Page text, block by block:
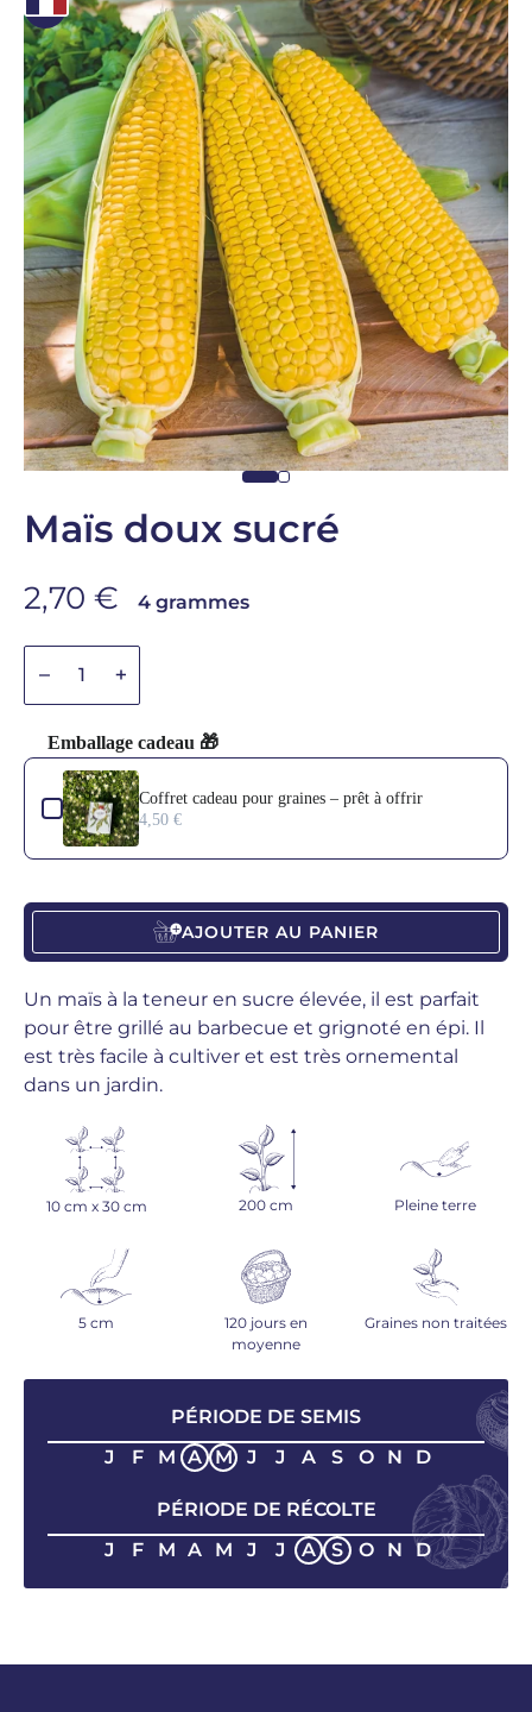
Zoomer sur l'image
Aller à l'élément 1
Aller à l'élément 2
Maïs doux sucré
Prix de vente
2,70 € 4 grammes
Emballage cadeau 🎁
Use the Previous and Next buttons to navigate through product
Coffret cadeau pour graines – prêt à offrir
4,50 €
AJOUTER AU PANIER
Un maïs à la teneur en sucre élevée, il est parfait
pour être grillé au barbecue et grignoté en épi. Il
est très facile à cultiver et est très ornemental
dans un jardin.
10 cm x 30 cm 200 cm Pleine terre
5 cm
120 jours en
moyenne
Graines non traitées
PÉRIODE DE SEMIS
J
F M A M J J A S O N D
PÉRIODE DE RÉCOLTE
J
F M A M J J A S O N D